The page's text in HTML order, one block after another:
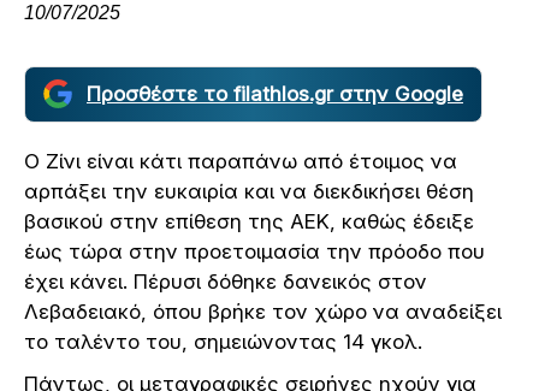
10/07/2025
Προσθέστε το filathlos.gr στην Google
Ο Ζίνι είναι κάτι παραπάνω από έτοιμος να
αρπάξει την ευκαιρία και να διεκδικήσει θέση
βασικού στην επίθεση της ΑΕΚ, καθώς έδειξε
έως τώρα στην προετοιμασία την πρόοδο που
έχει κάνει. Πέρυσι δόθηκε δανεικός στον
Λεβαδειακό, όπου βρήκε τον χώρο να αναδείξει
το ταλέντο του, σημειώνοντας 14 γκολ.
Πάντως, οι μεταγραφικές σειρήνες ηχούν για